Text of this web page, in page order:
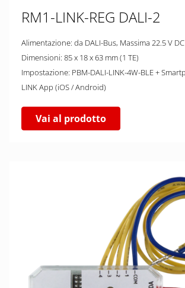
RM1-LINK-REG DALI-2
Alimentazione: da DALI-Bus, Massima 22.5 V DC
Dimensioni: 85 x 18 x 63 mm (1 TE)
Impostazione: PBM-DALI-LINK-4W-BLE + Smartphones con DALI-
LINK App (iOS / Android)
Vai al prodotto